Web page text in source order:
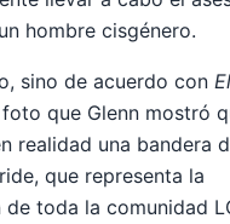
hombre cisgénero.
sino de acuerdo con El
que Glenn mostró
realidad una bandera
que representa la
toda la comunidad